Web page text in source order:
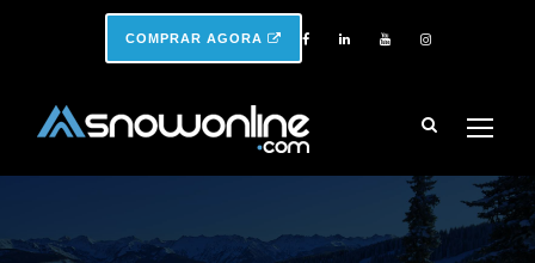
COMPRAR AGORA